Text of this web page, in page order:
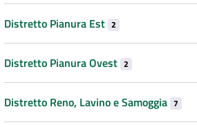
Distretto Pianura Est 2
Distretto Pianura Ovest 2
Distretto Reno, Lavino e Samoggia 7